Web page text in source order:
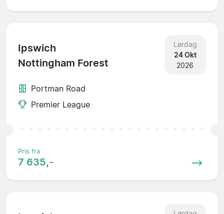
Ipswich
Nottingham Forest
Lørdag
24 Okt
2026
Portman Road
Premier League
Pris fra
7 635,-